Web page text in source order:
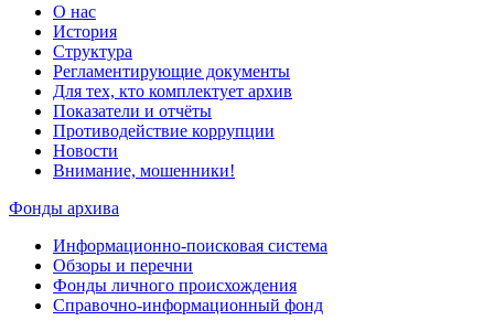
О нас
История
Структура
Регламентирующие документы
Для тех, кто комплектует архив
Показатели и отчёты
Противодействие коррупции
Новости
Внимание, мошенники!
Фонды архива
Информационно-поисковая система
Обзоры и перечни
Фонды личного происхождения
Справочно-информационный фонд